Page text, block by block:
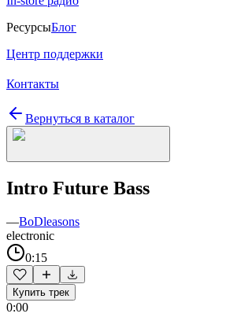
РесурсыБлог
Центр поддержки
Контакты
Вернуться в каталог
Intro Future Bass
—BoDleasons
electronic
0:15
Купить трек
0:00